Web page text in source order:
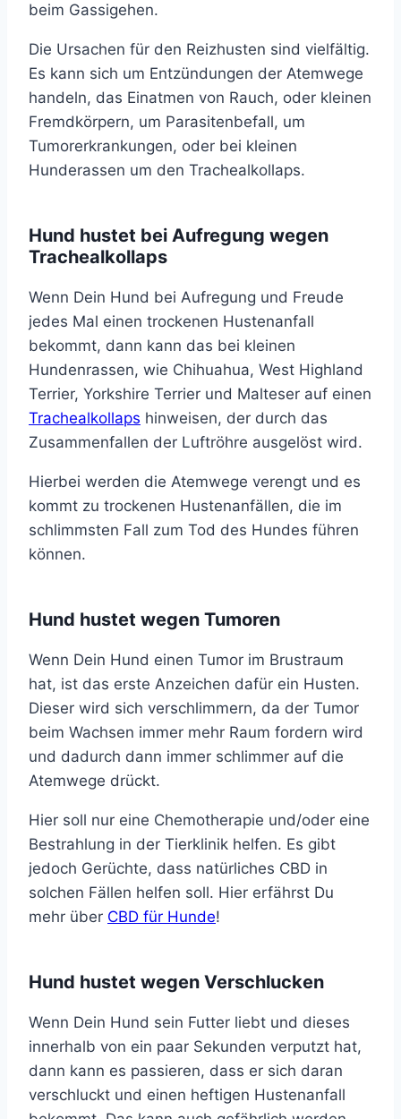
beim Gassigehen.
Die Ursachen für den Reizhusten sind vielfältig.
Es kann sich um Entzündungen der Atemwege
handeln, das Einatmen von Rauch, oder kleinen
Fremdkörpern, um Parasitenbefall, um
Tumorerkrankungen, oder bei kleinen
Hunderassen um den Trachealkollaps.
Hund hustet bei Aufregung wegen
Trachealkollaps
Wenn Dein Hund bei Aufregung und Freude
jedes Mal einen trockenen Hustenanfall
bekommt, dann kann das bei kleinen
Hundenrassen, wie Chihuahua, West Highland
Terrier, Yorkshire Terrier und Malteser auf einen
Trachealkollaps hinweisen, der durch das
Zusammenfallen der Luftröhre ausgelöst wird.
Hierbei werden die Atemwege verengt und es
kommt zu trockenen Hustenanfällen, die im
schlimmsten Fall zum Tod des Hundes führen
können.
Hund hustet wegen Tumoren
Wenn Dein Hund einen Tumor im Brustraum
hat, ist das erste Anzeichen dafür ein Husten.
Dieser wird sich verschlimmern, da der Tumor
beim Wachsen immer mehr Raum fordern wird
und dadurch dann immer schlimmer auf die
Atemwege drückt.
Hier soll nur eine Chemotherapie und/oder eine
Bestrahlung in der Tierklinik helfen. Es gibt
jedoch Gerüchte, dass natürliches CBD in
solchen Fällen helfen soll. Hier erfährst Du
mehr über CBD für Hunde!
Hund hustet wegen Verschlucken
Wenn Dein Hund sein Futter liebt und dieses
innerhalb von ein paar Sekunden verputzt hat,
dann kann es passieren, dass er sich daran
verschluckt und einen heftigen Hustenanfall